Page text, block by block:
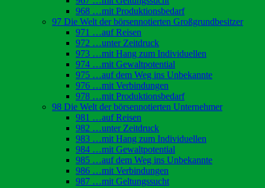
968 …mit Produktionsbedarf
97 Die Welt der börsennotierten Großgrundbesitzer
971 …auf Reisen
972 …unter Zeitdruck
973 …mit Hang zum Individuellen
974 …mit Gewaltpotential
975 …auf dem Weg ins Unbekannte
976 …mit Verbindungen
978 …mit Produktionsbedarf
98 Die Welt der börsennotierten Unternehmer
981 …auf Reisen
982 …unter Zeitdruck
983 …mit Hang zum Individuellen
984 …mit Gewaltpotential
985 …auf dem Weg ins Unbekannte
986 …mit Verbindungen
987 …mit Geltungssucht